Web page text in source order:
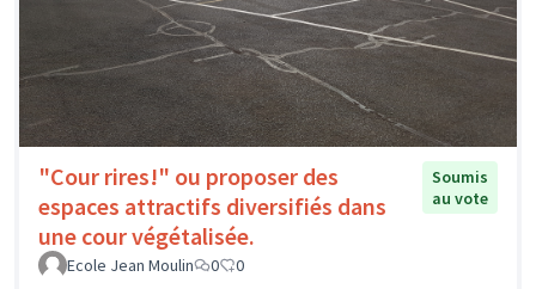
"Cour rires!" ou proposer des
espaces attractifs diversifiés dans
une cour végétalisée.
Soumis
au vote
Ecole Jean Moulin 0 0